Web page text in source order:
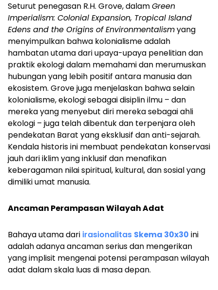
Seturut penegasan R.H. Grove, dalamGreen
Imperialism: Colonial Expansion, Tropical Island
Edens and the Origins of Environmentalismyang
menyimpulkan bahwa kolonialisme adalah
hambatan utama dari upaya-upaya penelitian dan
praktik ekologi dalam memahami dan merumuskan
hubungan yang lebih positif antara manusia dan
ekosistem. Grove juga menjelaskan bahwa selain
kolonialisme, ekologi sebagai disiplin ilmu – dan
mereka yang menyebut diri mereka sebagai ahli
ekologi – juga telah dibentuk dan terpenjara oleh
pendekatan Barat yang eksklusif dan anti-sejarah.
Kendala historis ini membuat pendekatan konservasi
jauh dari iklim yang inklusif dan menafikan
keberagaman nilai spiritual, kultural, dan sosial yang
dimiliki umat manusia.
Ancaman Perampasan Wilayah Adat
Bahaya utama dari irasionalitas Skema 30x30 ini
adalah adanya ancaman serius dan mengerikan
yang implisit mengenai potensi perampasan wilayah
adat dalam skala luas di masa depan.